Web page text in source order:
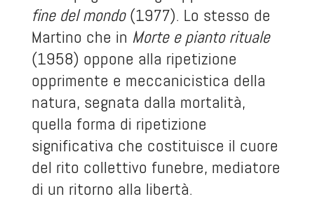
fine del mondo(1977). Lo stesso de
Martino che in Morte e pianto rituale
(1958) oppone alla ripetizione
opprimente e meccanicistica della
natura, segnata dalla mortalità,
quella forma di ripetizione
significativa che costituisce il cuore
del rito collettivo funebre, mediatore
di un ritorno alla libertà.